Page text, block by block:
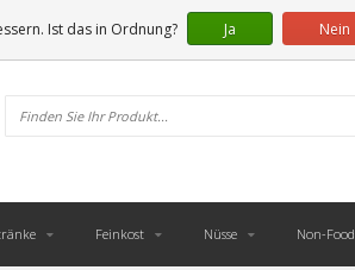
Feinkost Nüsse Non-Food
Ist das in Ordnung? Ja Nein